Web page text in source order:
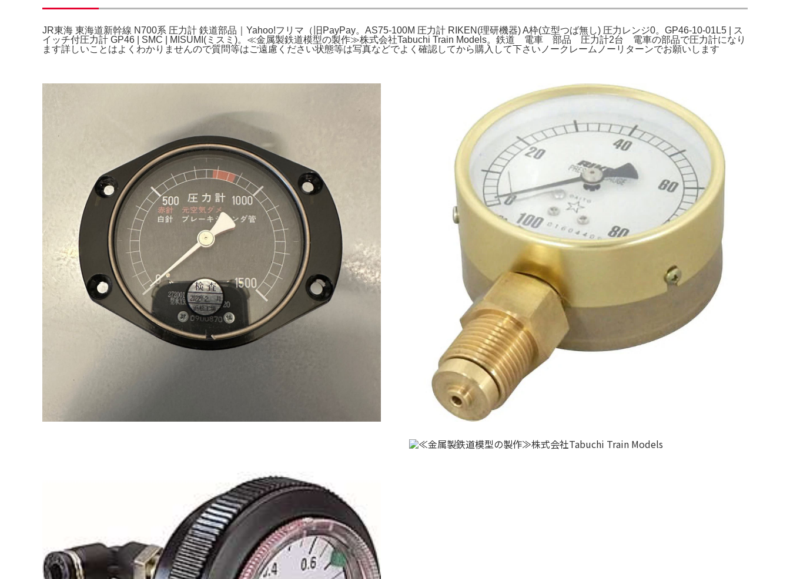
JR東海 東海道新幹線 N700系 圧力計 鉄道部品｜Yahoo!フリマ（旧PayPay。AS75-100M 圧力計 RIKEN(理研機器) A枠(立型つば無し) 圧力レンジ0。GP46-10-01L5 | ス
イッチ付圧力計 GP46 | SMC | MISUMI(ミスミ)。≪金属製鉄道模型の製作≫株式会社Tabuchi Train Models。鉄道 電車 部品 圧力計2台 電車の部品で圧力計になり
ます詳しいことはよくわかりませんので質問等はご遠慮ください状態等は写真などでよく確認してから購入して下さいノークレームノーリターンでお願いします